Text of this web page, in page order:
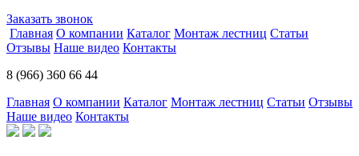
Заказать звонок
Главная О компании Каталог Монтаж лестниц Статьи
Отзывы Наше видео Контакты
8 (966) 360 66 44
Главная О компании Каталог Монтаж лестниц Статьи Отзывы
Наше видео Контакты